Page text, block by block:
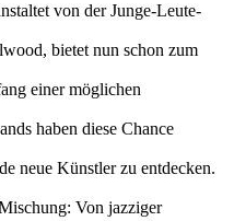
von der Junge-Leute-
bietet nun schon zum
einer möglichen
haben diese Chance
neue Künstler zu entdecken.
Von jazziger